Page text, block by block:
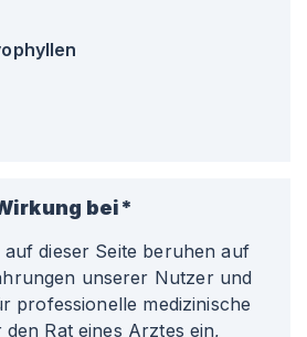
bei*
dieser Seite beruhen auf
unserer Nutzer und
professionelle medizinische
Rat eines Arztes ein,